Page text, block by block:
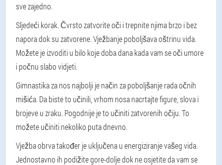
sve zajedno.
Sljedeći korak. Čvrsto zatvorite oči i trepnite njima brzo i bez
napora dok su zatvorene. Vježbanje poboljšava oštrinu vida.
Možete je izvoditi u bilo koje doba dana kada vam se oči umore
i počnu slabo vidjeti.
Gimnastika za nos najbolji je način za poboljšanje rada očnih
mišića. Da biste to učinili, vrhom nosa nacrtajte figure, slova i
brojeve u zraku. Pogodnije je to učiniti zatvorenih očiju. To
možete učiniti nekoliko puta dnevno.
Vježba obrva također je uključena u energiziranje vašeg vida.
Jednostavno ih podižite gore-dolje dok ne osjetite da vam se